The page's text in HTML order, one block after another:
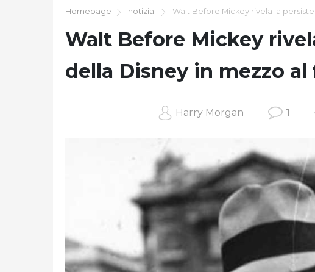
Homepage notizia Walt Before Mickey rivela la
Walt Before Mickey
della Disney in mezzo
Harry Morgan 1